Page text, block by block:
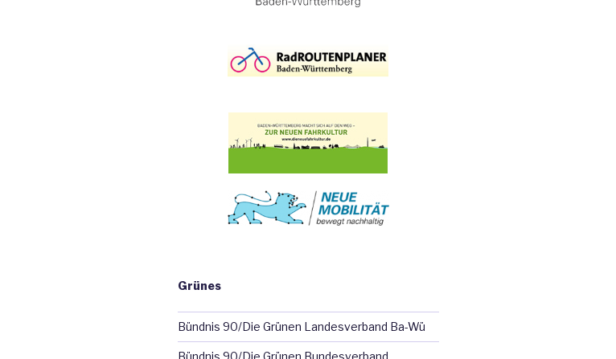
Grünes
Bündnis 90/Die Grünen Landesverband Ba-Wü